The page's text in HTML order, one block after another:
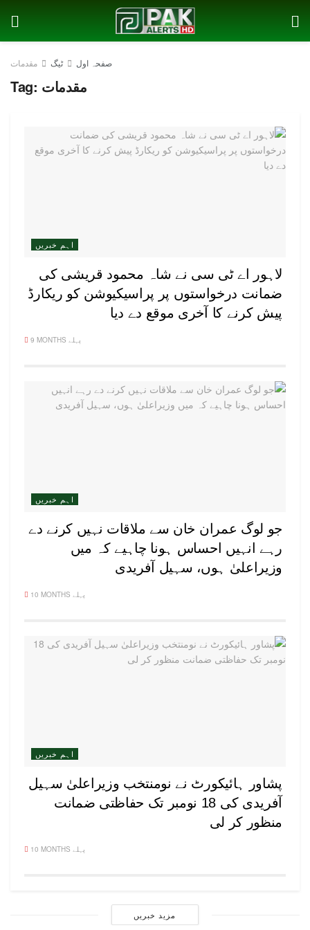
صفحہ اول ٹیگ مقدمات
Tag: مقدمات
اہم خبریں
لاہور اے ٹی سی نے شاہ محمود قریشی کی
ضمانت درخواستوں پر پراسیکیوشن کو ریکارڈ
پیش کرنے کا آخری موقع دے دیا
9 MONTHS پہلے
اہم خبریں
جو لوگ عمران خان سے ملاقات نہیں کرنے دے
رہے انہیں احساس ہونا چاہیے کہ میں
وزیراعلیٰ ہوں، سہیل آفریدی
10 MONTHS پہلے
اہم خبریں
پشاور ہائیکورٹ نے نومنتخب وزیراعلیٰ سہیل
آفریدی کی 18 نومبر تک حفاظتی ضمانت
منظور کر لی
10 MONTHS پہلے
مزید خبریں